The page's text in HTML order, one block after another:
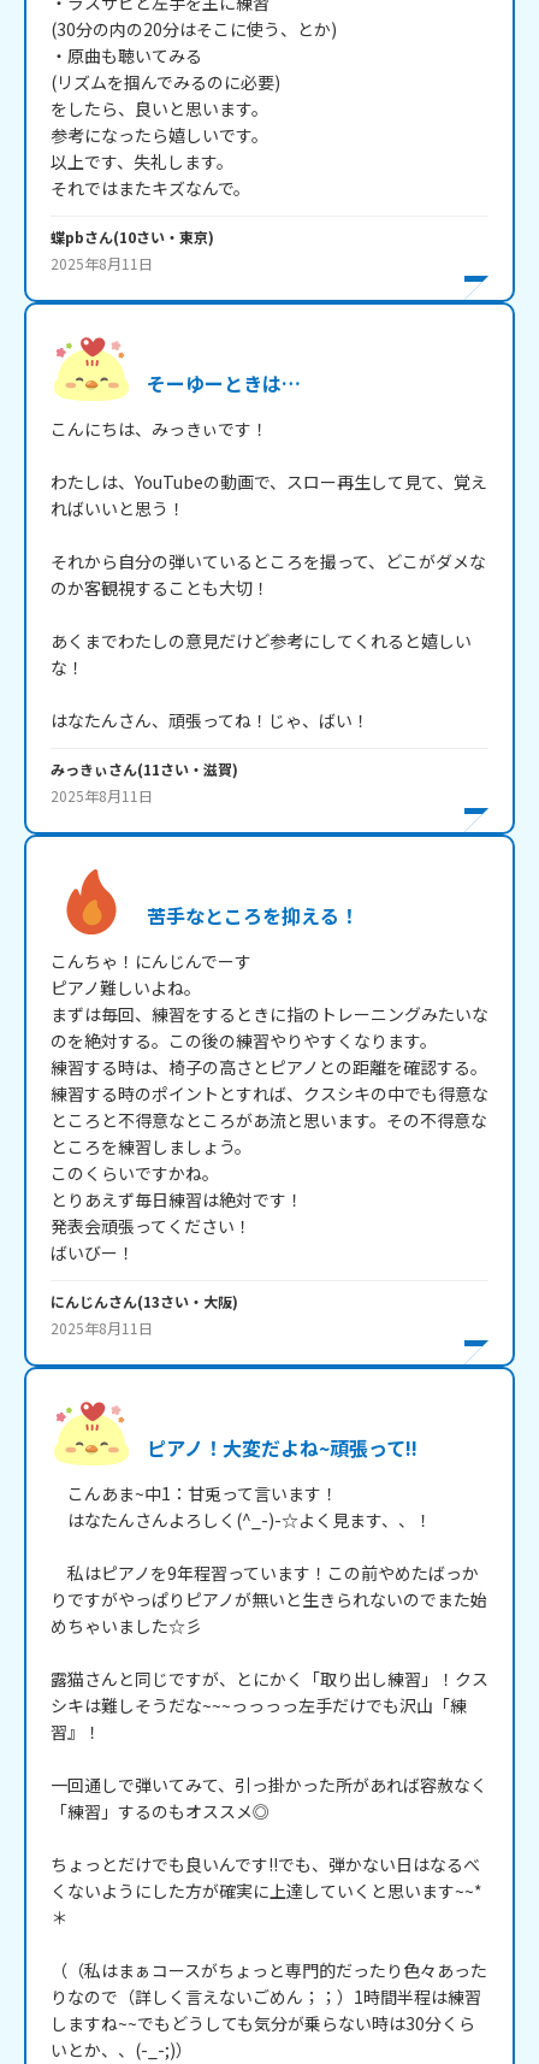
(30分の内の20分はそこに使う、とか)
・原曲も聴いてみる
(リズムを掴んでみるのに必要)
をしたら、良いと思います。
参考になったら嬉しいです。
以上です、失礼します。
それではまたキズなんで。
蝶pbさん(10さい・ 東京)
2025年8月11日
そーゆーときは…
こんにちは、みっきぃです！
わたしは、YouTubeの動画で、スロー再生して見て、覚え
ればいいと思う！
それから自分の弾いているところを撮って、どこがダメな
のか客観視することも大切！
あくまでわたしの意見だけど参考にしてくれると嬉しい
な！
はなたんさん、頑張ってね！じゃ、ばい！
みっきぃさん(11さい・ 滋賀)
2025年8月11日
苦手なところを抑える！
こんちゃ！にんじんでーす
ピアノ難しいよね。
まずは毎回、練習をするときに指のトレーニングみたいな
のを絶対する。この後の練習やりやすくなります。
練習する時は、椅子の高さとピアノとの距離を確認する。
練習する時のポイントとすれば、クスシキの中でも得意な
ところと不得意なところがあ流と思います。その不得意な
ところを練習しましょう。
このくらいですかね。
とりあえず毎日練習は絶対です！
発表会頑張ってください！
にんじんさん(13さい・ 大阪)
2025年8月11日
ピアノ！大変だよね~頑張って!!
こんあま~中1：甘兎って言います！
はなたんさんよろしく(^_-)-☆よく見ます、、！
私はピアノを9年程習っています！この前やめたばっか
りですがやっぱりピアノが無いと生きられないのでまた始
めちゃいました☆彡
露猫さんと同じですが、とにかく「取り出し練習」！クス
シキは難しそうだな~~~っっっっ左手だけでも沢山「練
習』！
一回通しで弾いてみて、引っ掛かった所があれば容赦なく
「練習」するのもオススメ◎
ちょっとだけでも良いんです!!でも、弾かない日はなるべ
くないようにした方が確実に上達していくと思います~~*
＊
（（私はまぁコースがちょっと専門的だったり色々あった
りなので（詳しく言えないごめん；；）1時間半程は練習
しますね~~でもどうしても気分が乗らない時は30分くら
いとか、、(-_-;)）